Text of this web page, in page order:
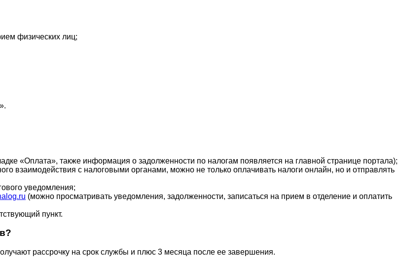
физических лиц;
«Оплата», также информация о задолженности по налогам появляется на главной странице портала);
взаимодействия с налоговыми органами, можно не только оплачивать налоги онлайн, но и отправлять
уведомления;
(можно просматривать уведомления, задолженности, записаться на прием в отделение и оплатить
пункт.
рассрочку на срок службы и плюс 3 месяца после ее завершения.